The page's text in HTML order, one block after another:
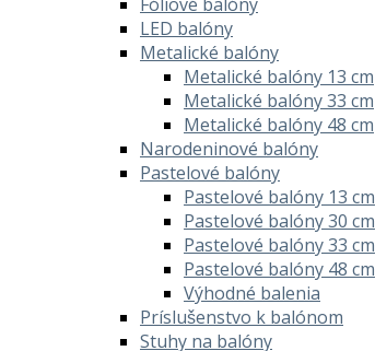
LED balóny
Metalické balóny
Metalické balóny 13 cm
Metalické balóny 33 cm
Metalické balóny 48 cm
Narodeninové balóny
Pastelové balóny
Pastelové balóny 13 cm
Pastelové balóny 30 cm
Pastelové balóny 33 cm
Pastelové balóny 48 cm
Výhodné balenia
Príslušenstvo k balónom
Stuhy na balóny